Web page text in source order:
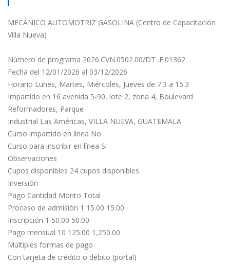
(Centro de Capacitación Villa Nueva)
MECÁNICO AUTOMOTRIZ GASOLINA (Centro de Capacitación
Villa Nueva)
Número de programa 2026.CVN.0502.00/DT .E.01362
Fecha del 12/01/2026 al 03/12/2026
Horario Lunes, Martes, Miércoles, Jueves de 7.3 a 15.3
Impartido en 16 avenida 5-90, lote 2, zona 4, Boulevard
Reformadores, Parque
Industrial Las Américas, VILLA NUEVA, GUATEMALA
Curso impartido en línea No
Curso para inscribir en línea Si
Observaciones
Cupos disponibles 24 cupos disponibles
Inversión
Pago Cantidad Monto Total
Proceso de admisión 1 15.00 15.00
Inscripción 1 50.00 50.00
Pago mensual 10 125.00 1,250.00
Múltiples formas de pago
Con tarjeta de crédito o débito (portal)